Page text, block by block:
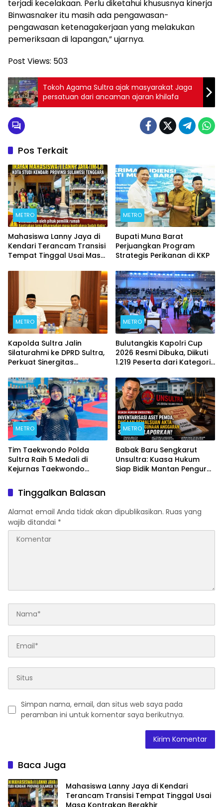
terjadi kecelakaan. Perlu diketahui khususnya kinerja
Binwasnaker itu masih ada pengawasan-
pengawasan ketenagakerjaan yang melakukan
pemeriksaan di lapangan,” ujarnya.
Post Views: 503
Tokoh Agama Sultra ajak masyarakat Jaga
persatuan dari ancaman ajaran khilafa
Pos Terkait
METRO
Mahasiswa Lanny Jaya di
Kendari Terancam Transisi
Tempat Tinggal Usai Masa
METRO
Bupati Muna Barat
Perjuangkan Program
Strategis Perikanan di KKP
METRO
Kapolda Sultra Jalin
Silaturahmi ke DPRD Sultra,
Perkuat Sinergitas
Kemajuan Daerah
METRO
Bulutangkis Kapolri Cup
2026 Resmi Dibuka, Diikuti
1.219 Peserta dari Kategori
METRO
Tim Taekwondo Polda
Sultra Raih 5 Medali di
Kejurnas Taekwondo
METRO
Babak Baru Sengkarut
Unsultra: Kuasa Hukum
Siap Bidik Mantan Pengurus
Tinggalkan Balasan
Alamat email Anda tidak akan dipublikasikan. Ruas yang
wajib ditandai *
Simpan nama, email, dan situs web saya pada
peramban ini untuk komentar saya berikutnya.
Baca Juga
Mahasiswa Lanny Jaya di Kendari
Terancam Transisi Tempat Tinggal Usai